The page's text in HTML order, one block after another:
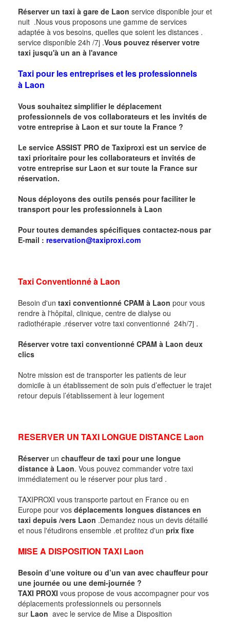
Réserver un taxi à gare de Laon service disponible jour et
nuit .Nous vous proposons une gamme de services
adaptée à vos besoins, quelles que soient les distances .
service disponible 24h /7j .Vous pouvez réserver votre
taxi jusqu'à un an à l'avance
Taxi pour les entreprises et les professionnels
à Laon
Vous souhaitez simplifier le déplacement
professionnels de vos collaborateurs et les invités de
votre entreprise à Laon et sur toute la France ?
Le service ASSIST PRO de Taxiproxi est un service de
taxi prioritaire pour les collaborateurs et invités de
votre entreprise sur Laon et sur toute la France sur
réservation.
Nous déployons des outils pensés pour faciliter le
transport pour les professionnels à Laon
Pour toutes demandes spécifiques contactez-nous par
E-mail : reservation@taxiproxi.com
Taxi Conventionné à Laon
Besoin d'un taxi conventionné CPAM à Laon pour vous
rendre à l'hôpital, clinique, centre de dialyse ou
radiothérapie .réserver votre taxi conventionné 24h/7j .
Réserver votre taxi conventionné CPAM à Laon deux
clics
Notre mission est de transporter les patients de leur
domicile à un établissement de soin puis d’effectuer le trajet
retour depuis l’établissement à leur logement
RESERVER UN TAXI LONGUE DISTANCE Laon
Réserverun chauffeur de taxi pour une longue
distance à Laon. Vous pouvez commander votre taxi
immédiatement ou le réserver pour plus tard .
TAXIPROXI vous transporte partout en France ou en
Europe pour vos déplacements longues distances en
taxi depuis /vers Laon .Demandez nous un devis détaillé
et nous l'étudirons ensemble .et profitez d'un prix fixe
MISE A DISPOSITION TAXI Laon
Besoin d’une voiture ou d’un van avec chauffeur pour
une journée ou une demi-journée ?
TAXI PROXI vous propose de vous accompagner pour vos
déplacements professionnels ou personnels
sur Laon avec le service de Mise a Disposition